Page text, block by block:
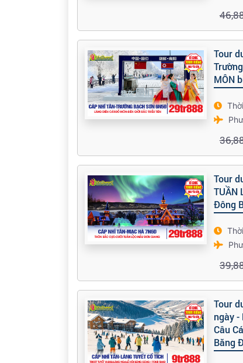
Tour
MÔN
Tour
TUẦN
Đông
Tour
ngày -
Câu
Băng